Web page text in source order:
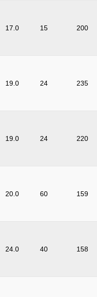
17.0 15 200
19.0 24 235
19.0 24 220
20.0 60 159
24.0 40 158